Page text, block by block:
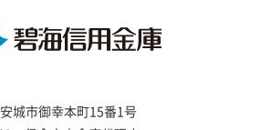
城市御幸本町15番1号